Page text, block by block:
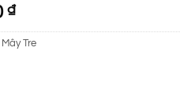
₫Giá
hiện
tại
Tre